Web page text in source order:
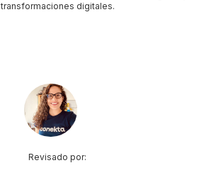
transformaciones digitales.
Revisado por: